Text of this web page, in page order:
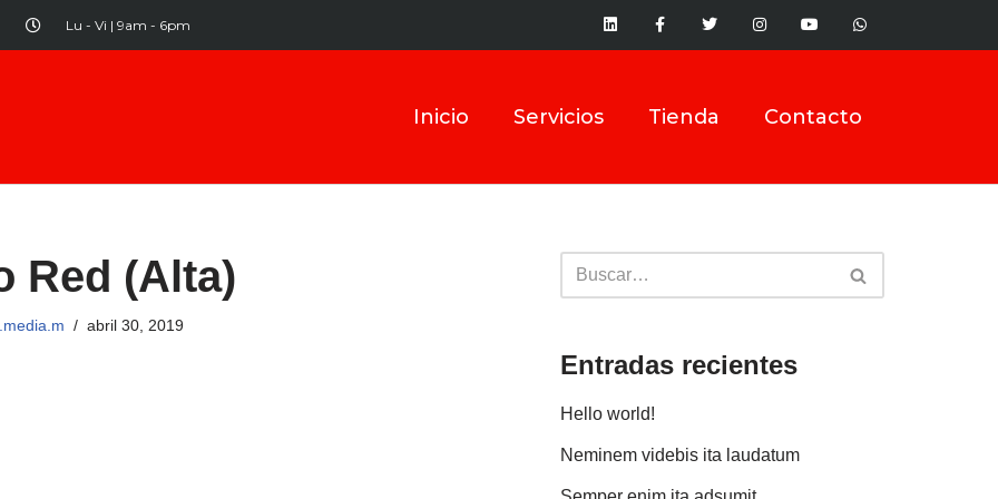
Lu - Vi | 9am - 6pm
Inicio Servicios Tienda Contacto
Red (Alta)
abril 30, 2019
Entradas recientes
Hello world!
Neminem videbis ita laudatum